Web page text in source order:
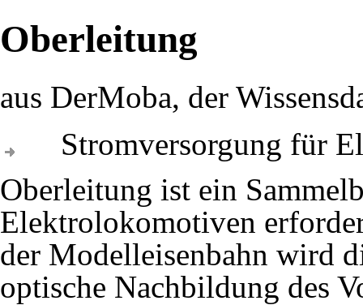
Oberleitung
aus DerMoba, der
Stromversorgung für
Oberleitung ist ein
Elektrolokomotiven
der Modelleisenbahn wird
optische Nachbildung des